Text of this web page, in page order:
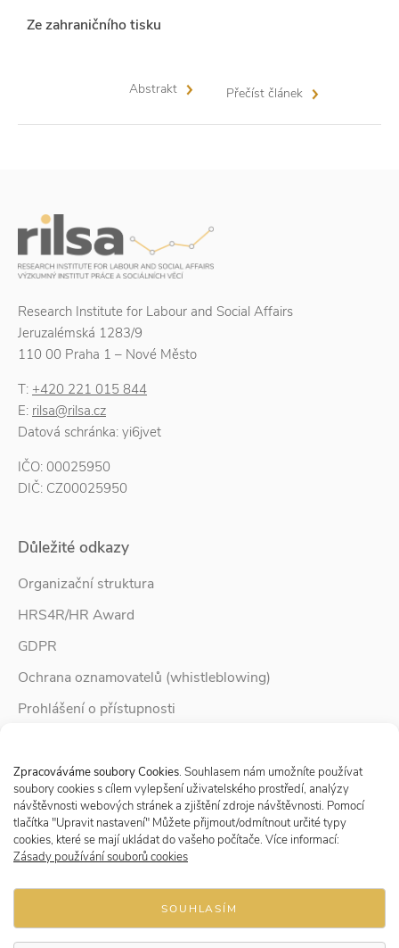
Zpracováváme soubory Cookies. Souhlasem nám umožníte používat
soubory cookies s cílem vylepšení uživatelského prostředí, analýzy
návštěvnosti webových stránek a zjištění zdroje návštěvnosti. Pomocí
tlačítka "Upravit nastavení" Můžete přijmout/odmítnout určité typy
cookies, které se mají ukládat do vašeho počítače. Více informací:
Zásady používání souborů cookies
SOUHLASÍM
Ze zahraničního tisku
Přečíst článek
Abstrakt
Research Institute for Labour and Social Affairs
Jeruzalémská 1283/9
110 00 Praha 1 – Nové Město
T: +420 221 015 844
E: rilsa@rilsa.cz
Datová schránka: yi6jvet
IČO: 00025950
DIČ: CZ00025950
Důležité odkazy
Organizační struktura
HRS4R/HR Award
GDPR
Ochrana oznamovatelů (whistleblowing)
Prohlášení o přístupnosti
Zpravodaj Rodina
Sledujte nás